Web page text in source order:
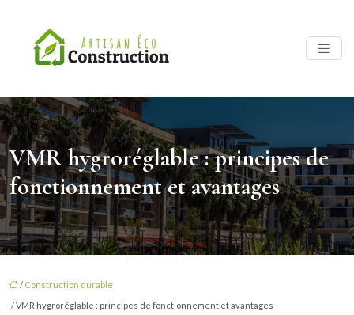
VMR hygroréglable : principes de
fonctionnement et avantages
/ Construction durable
/ VMR hygroréglable : principes de fonctionnement et avantages